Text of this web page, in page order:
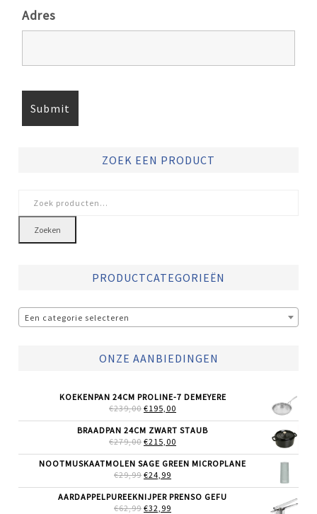
Adres
ZOEK EEN PRODUCT
naar:
Zoeken
PRODUCTCATEGORIEËN
Een categorie selecteren
ONZE AANBIEDINGEN
KOEKENPAN 24CM PROLINE-7 DEMEYERE
€239,00 OORSPRONKELIJKE
WAS:
€239,00.
€195,00
IS:
BRAADPAN 24CM ZWART STAUB
€279,00 OORSPRONKELIJKE
WAS:
€279,00.
€215,00
IS:
NOOTMUSKAATMOLEN SAGE GREEN MICROPLANE
€29,99 OORSPRONKELIJKE
WAS:
€29,99.
€24,99
IS:
AARDAPPELPUREEKNIJPER PRENSO GEFU
€62,99 OORSPRONKELIJKE
€32,99